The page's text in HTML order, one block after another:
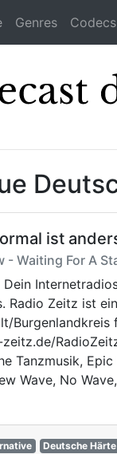
Genres Codecs
ist
- Waiting For A
Dein
Radio Zeitz ist
Tanzmusik,
Wave, No
Deutsche Härte